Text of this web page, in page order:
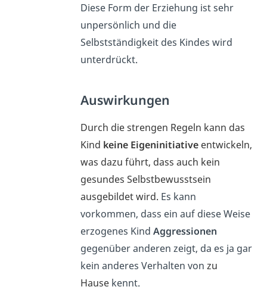
Diese Form der Erziehung ist sehr
unpersönlich und die
Selbstständigkeit des Kindes wird
unterdrückt.
Auswirkungen
Durch die strengen Regeln kann das
Kind keine Eigeninitiativeentwickeln,
was dazu führt, dass auch kein
gesundes Selbstbewusstsein
ausgebildet wird. Es kann
vorkommen, dass ein auf diese Weise
erzogenes Kind Aggressionen
gegenüber anderen zeigt, da es ja gar
kein anderes Verhalten von zu
Hause kennt.